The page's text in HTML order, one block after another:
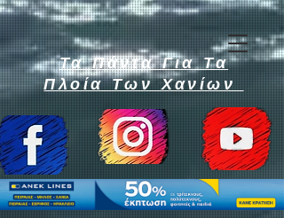
Τα Πάντα Για Τα
Πλοία Των Χανίων